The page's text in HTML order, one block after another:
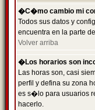
�C�mo cambio mi
Todos sus datos y
encuentra en la parte
Volver arriba
�Los horarios son
Las horas son, casi
perfil y defina su zona
es s�lo para usuarios
hacerlo.